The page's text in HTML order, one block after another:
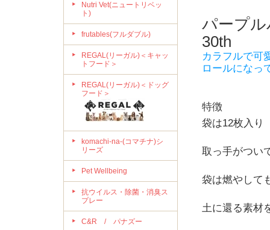
Nutri Vet(ニュートリベッ
ト)
frutables(フルダブル)
REGAL(リーガル)＜キャッ
トフード＞
REGAL(リーガル)＜ドッグ
フード＞
komachi-na-(コマチナ)シ
リーズ
Pet Wellbeing
抗ウイルス・除菌・消臭ス
プレー
C&R / パナズー
パープ
30th
カラフルで可
ロールになっ
特徴
袋は12枚入り
取っ手がつい
袋は燃やして
土に還る素材